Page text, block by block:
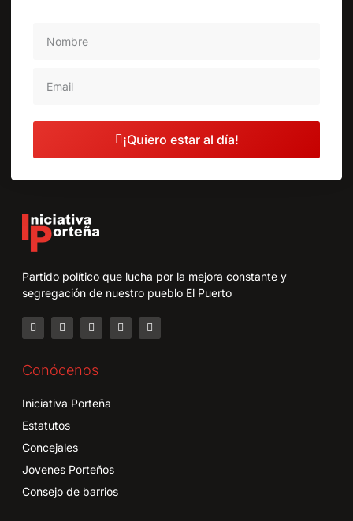
¡Quiero estar al día!
Partido político que lucha por la mejora constante y
segregación de nuestro pueblo El Puerto
Conócenos
Iniciativa Porteña
Estatutos
Concejales
Jovenes Porteños
Consejo de barrios